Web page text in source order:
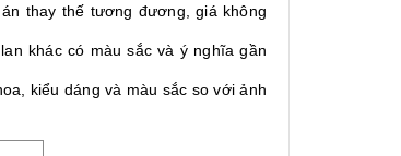
thay thế tương đương, giá không
khác có màu sắc và ý nghĩa gần
kiểu dáng và màu sắc so với ảnh